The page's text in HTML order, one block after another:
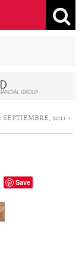
SEPTIEMBRE, 2011-
Save